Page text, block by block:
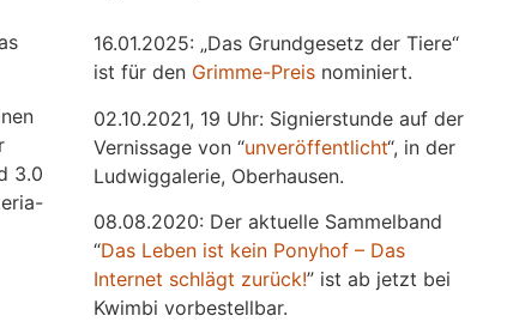
3.0
16.01.2025: „Das Grundgesetz der Tiere“
ist für den Grimme-Preisnominiert.
02.10.2021, 19 Uhr: Signierstunde auf der
Vernissage von “unveröffentlicht“, in der
Ludwiggalerie, Oberhausen.
08.08.2020: Der aktuelle Sammelband
“DasLebenist kein Ponyhof – Das
Internet schlägt zurück!” ist ab jetzt bei
Kwimbi vorbestellbar.